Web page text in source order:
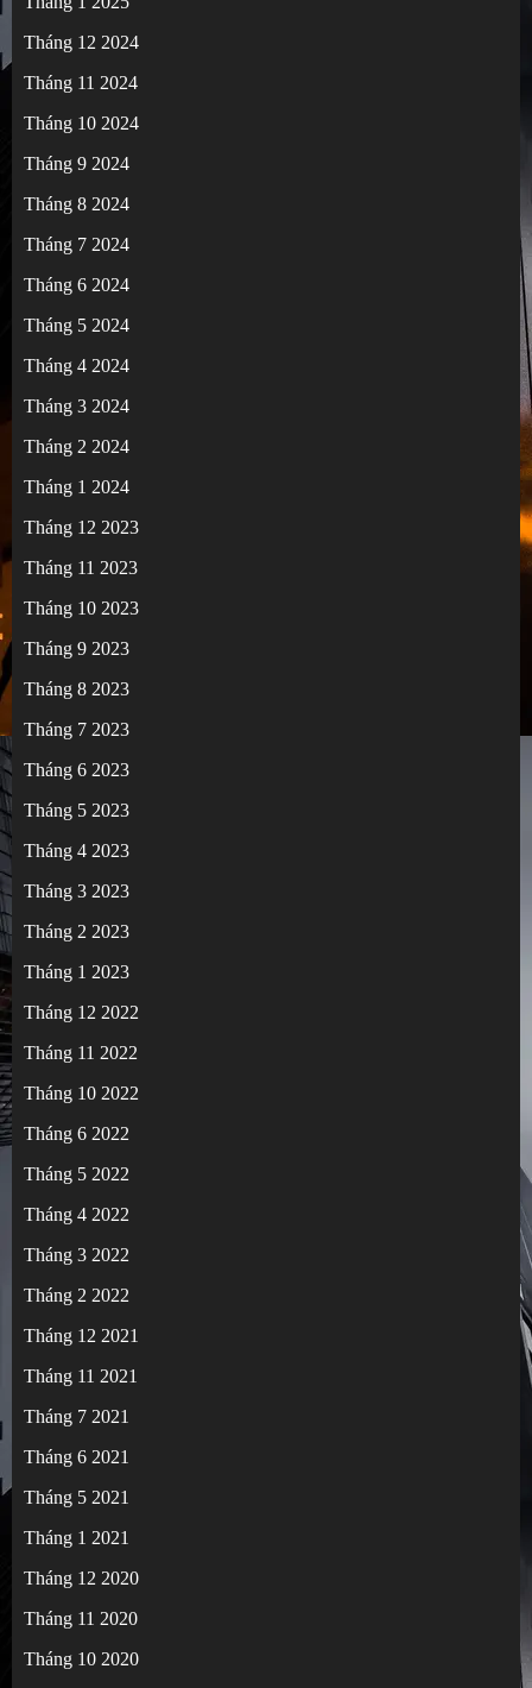
Tháng 12 2024
Tháng 11 2024
Tháng 10 2024
Tháng 9 2024
Tháng 8 2024
Tháng 7 2024
Tháng 6 2024
Tháng 5 2024
Tháng 4 2024
Tháng 3 2024
Tháng 2 2024
Tháng 1 2024
Tháng 12 2023
Tháng 11 2023
Tháng 10 2023
Tháng 9 2023
Tháng 8 2023
Tháng 7 2023
Tháng 6 2023
Tháng 5 2023
Tháng 4 2023
Tháng 3 2023
Tháng 2 2023
Tháng 1 2023
Tháng 12 2022
Tháng 11 2022
Tháng 10 2022
Tháng 6 2022
Tháng 5 2022
Tháng 4 2022
Tháng 3 2022
Tháng 2 2022
Tháng 12 2021
Tháng 11 2021
Tháng 7 2021
Tháng 6 2021
Tháng 5 2021
Tháng 1 2021
Tháng 12 2020
Tháng 11 2020
Tháng 10 2020